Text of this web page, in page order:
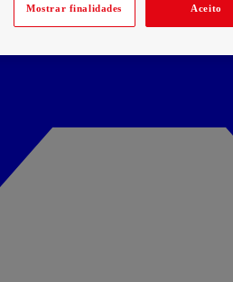
Mostrar finalidades Aceito